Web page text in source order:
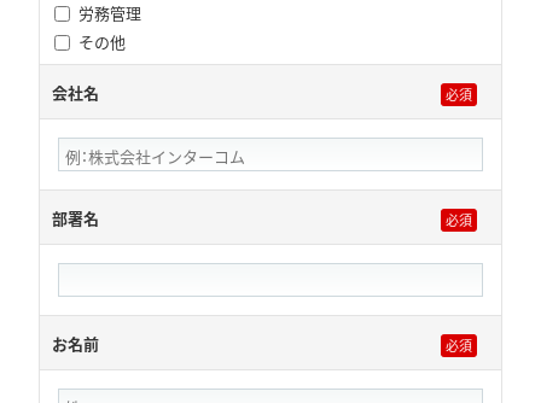
労務管理
その他
会社名
部署名
お名前